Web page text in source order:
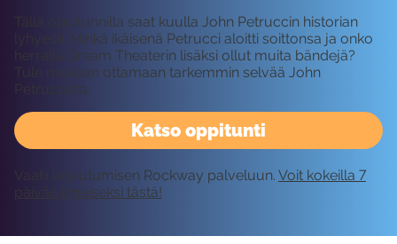
Katso oppitunti
Tällä oppitunnilla saat kuulla John Petruccin historian
lyhyesti. Minkä ikäisenä Petrucci aloitti soittonsa ja onko
herralla Dream Theaterin lisäksi ollut muita bändejä?
Tule mukaan ottamaan tarkemmin selvää John
Petruccista.
Vaatii kirjautumisen Rockway palveluun. Voit kokeilla 7
päivää ilmaiseksi tästä!